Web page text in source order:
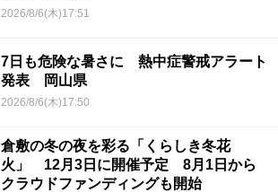
2026/8/6(木)17:51
7日も危険な暑さに 熱中症警戒アラート
発表 岡山県
2026/8/6(木)17:50
倉敷の冬の夜を彩る「くらしき冬花
火」 12月3日に開催予定 8月1日から
クラウドファンディングも開始